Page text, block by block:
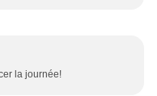
la journée!